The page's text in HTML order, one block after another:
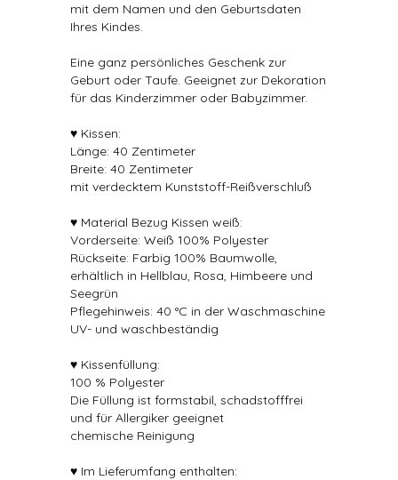
mit dem Namen und den Geburtsdaten
Ihres Kindes.
Eine ganz persönliches Geschenk zur
Geburt oder Taufe. Geeignet zur Dekoration
für das Kinderzimmer oder Babyzimmer.
♥ Kissen:
Länge: 40 Zentimeter
Breite: 40 Zentimeter
mit verdecktem Kunststoff-Reißverschluß
♥ Material Bezug Kissen weiß:
Vorderseite: Weiß 100% Polyester
Rückseite: Farbig 100% Baumwolle,
erhältlich in Hellblau, Rosa, Himbeere und
Seegrün
Pflegehinweis: 40 °C in der Waschmaschine
UV- und waschbeständig
♥ Kissenfüllung:
100 % Polyester
Die Füllung ist formstabil, schadstofffrei
und für Allergiker geeignet
chemische Reinigung
♥ Im Lieferumfang enthalten: